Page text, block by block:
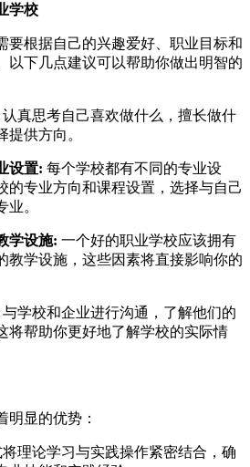
学校
要根据自己的兴趣爱好、职业目标和
以下几点建议可以帮助你做出明智的
认真思考自己喜欢做什么，擅长做什
供方向。
设置: 每个学校都有不同的专业设
的专业方向和课程设置，选择与自己
。
学设施: 一个好的职业学校应该拥有
教学设施，这些因素将直接影响你的
与学校和企业进行沟通，了解他们的
将帮助你更好地了解学校的实际情
明显的优势：
理论学习与实践操作紧密结合，确